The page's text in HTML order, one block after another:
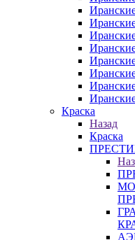
Краска
Назад
Краска